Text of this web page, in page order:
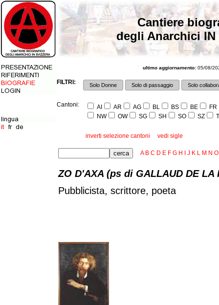
Cantiere
degli Anarchici IN
ultimo aggiornamento: 05/08/
FILTRI: Solo Donne Solo di passaggio Solo
Cantoni: AI AR AG BL BS BE
FR
NW
OW SG SH SO SZ
inverti selezione cantoni vedi sigle
A B C D E F G H J K L M N O
ZO D'AXA (ps di GALLAUD DE LA
Pubblicista, scrittore, poeta